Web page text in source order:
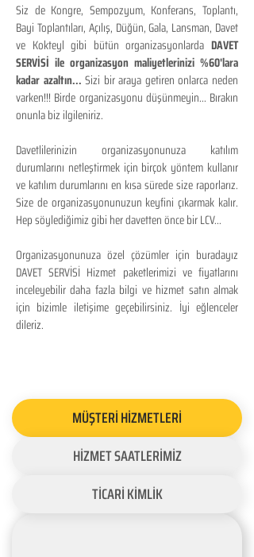
Siz de Kongre, Sempozyum, Konferans, Toplantı,
Bayi Toplantıları, Açılış, Düğün, Gala, Lansman, Davet
ve Kokteyl gibi bütün organizasyonlarda DAVET
SERVİSİ ile organizasyon maliyetlerinizi %60'lara
kadar azaltın...Sizi bir araya getiren onlarca neden
varken!!! Birde organizasyonu düşünmeyin... Bırakın
onunla biz ilgileniriz.
Davetlilerinizin organizasyonunuza katılım
durumlarını netleştirmek için birçok yöntem kullanır
ve katılım durumlarını en kısa sürede size raporlarız.
Size de organizasyonunuzun keyfini çıkarmak kalır.
Hep söylediğimiz gibi her davetten önce bir LCV...
Organizasyonunuza özel çözümler için buradayız
DAVET SERVİSİ Hizmet paketlerimizi ve fiyatlarını
inceleyebilir daha fazla bilgi ve hizmet satın almak
için bizimle iletişime geçebilirsiniz. İyi eğlenceler
dileriz.
MÜŞTERİ HİZMETLERİ
HİZMET SAATLERİMİZ
TİCARİ KİMLİK